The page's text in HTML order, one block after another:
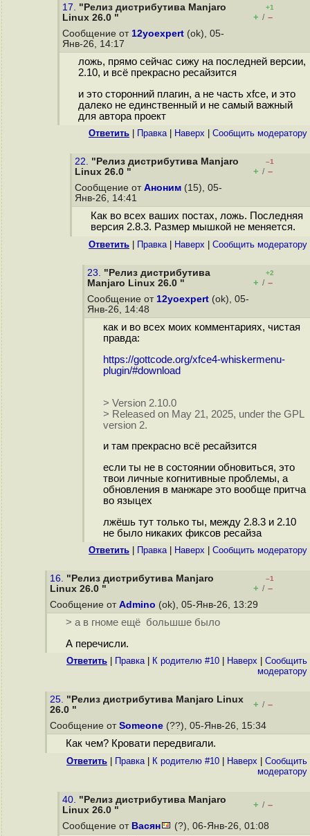
17. "Релиз дистрибутива Manjaro
Linux 26.0 "
+1
+ / –
Сообщение от 12yoexpert (ok), 05-
Янв-26, 14:17
ложь, прямо сейчас сижу на последней версии,
2.10, и всё прекрасно ресайзится
и это сторонний плагин, а не часть xfce, и это
далеко не единственный и не самый важный
для автора проект
Ответить Правка| Наверх Cообщить модератору
22. "Релиз дистрибутива Manjaro
Linux 26.0 "
–1
+ / –
Сообщение от Аноним (15), 05-
Янв-26, 14:41
Как во всех ваших постах, ложь. Последняя
версия 2.8.3. Размер мышкой не меняется.
Ответить Правка| Наверх Cообщить модератору
23. "Релиз дистрибутива
Manjaro Linux 26.0 "
+2
+ / –
Сообщение от 12yoexpert (ok), 05-
Янв-26, 14:48
как и во всех моих комментариях, чистая
правда:
https://gottcode.org/xfce4-whiskermenu-
plugin/#download
> Version 2.10.0
> Released on May 21, 2025, under the GPL
version 2.
и там прекрасно всё ресайзится
если ты не в состоянии обновиться, это
твои личные когнитивные проблемы, а
обновления в манжаре это вообще притча
во языцех
лжёшь тут только ты, между 2.8.3 и 2.10
не было никаких фиксов ресайза
Ответить Правка| Наверх Cообщить модератору
16. "Релиз дистрибутива Manjaro
Linux 26.0 "
–1
+ / –
Сообщение от Admino (ok), 05-Янв-26, 13:29
> а в гноме ещё большше было
А перечисли.
Ответить Правка| К родителю #10 Наверх
Cообщить
модератору
25. "Релиз дистрибутива Manjaro Linux
26.0 "
+ / –
Сообщение от Someone (??), 05-Янв-26, 15:34
Как чем? Кровати передвигали.
Ответить Правка| К родителю #10 Наверх
Cообщить
модератору
40. "Релиз дистрибутива Manjaro
Linux 26.0 "
+ / –
Сообщение от Васян (?), 06-Янв-26, 01:08